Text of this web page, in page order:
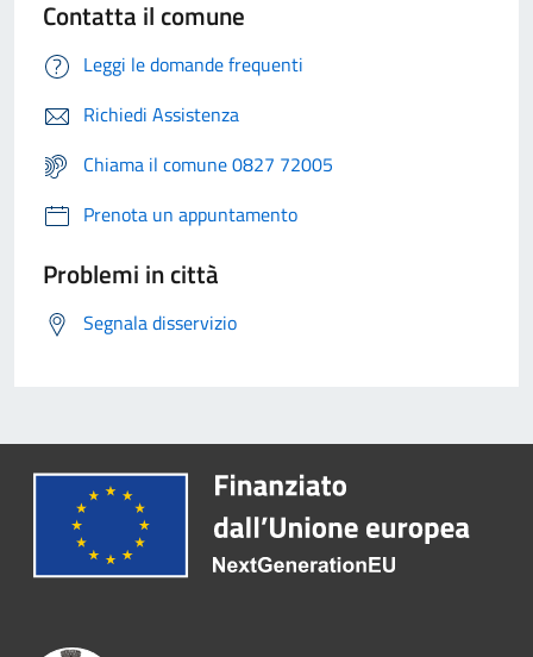
Contatta il comune
Leggi le domande frequenti
Richiedi Assistenza
Chiama il comune 0827 72005
Prenota un appuntamento
Problemi in città
Segnala disservizio